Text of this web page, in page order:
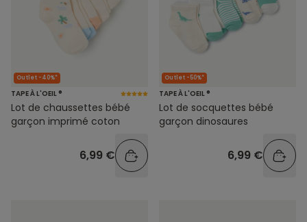
Outlet -40%*
TAPE À L'OEIL ®
Lot de chaussettes bébé
garçon imprimé coton
6,99 €
Outlet -50%*
TAPE À L'OEIL ®
Lot de socquettes bébé
garçon dinosaures
6,99 €